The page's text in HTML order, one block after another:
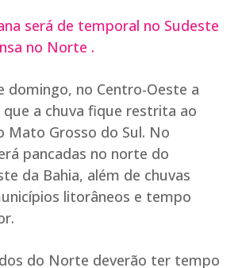
será de temporal no Sudeste
no Norte .
domingo, no Centro-Oeste a
que a chuva fique restrita ao
Mato Grosso do Sul. No
pancadas no norte do
da Bahia, além de chuvas
litorâneos e tempo
do Norte deverão ter tempo